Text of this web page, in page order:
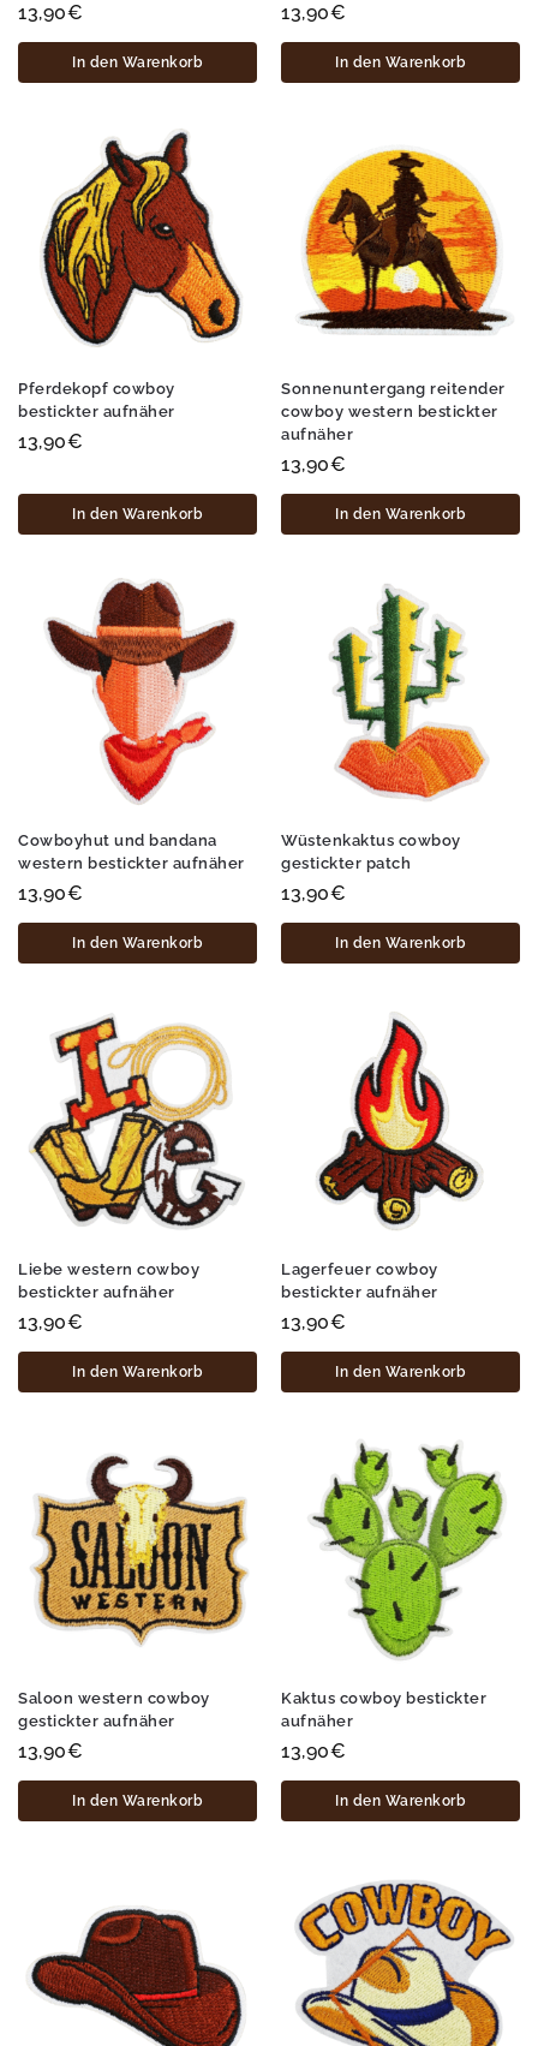
13,90€
In den Warenkorb
13,90€
In den Warenkorb
Pferdekopf cowboy
bestickter aufnäher
13,90€
In den Warenkorb
Sonnenuntergang reitender
cowboy western bestickter
aufnäher
13,90€
In den Warenkorb
Cowboyhut und bandana
western bestickter aufnäher
13,90€
In den Warenkorb
Wüstenkaktus cowboy
gestickter patch
13,90€
In den Warenkorb
Liebe western cowboy
bestickter aufnäher
13,90€
In den Warenkorb
Lagerfeuer cowboy
bestickter aufnäher
13,90€
In den Warenkorb
Saloon western cowboy
gestickter aufnäher
13,90€
In den Warenkorb
Kaktus cowboy bestickter
aufnäher
13,90€
In den Warenkorb